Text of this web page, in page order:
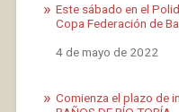
Este sábado en el
Copa Federación de
Fecha
4 de mayo de 2022
Comienza el plazo de